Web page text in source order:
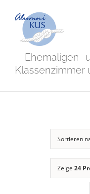
Inhalt
springen
Ehemaligen-
Klassenzimmer
Sortieren
Zeige 24